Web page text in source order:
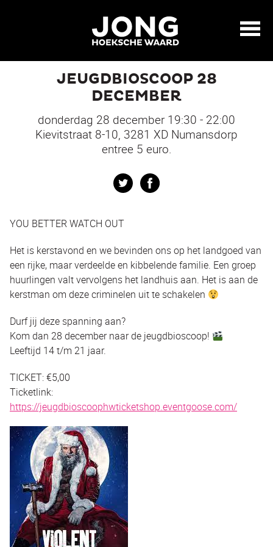
JEUGDBIOSCOOP 28
DECEMBER
donderdag 28 december 19:30 - 22:00
Kievitstraat 8-10, 3281 XD Numansdorp
entree 5 euro.
Twitter
YOU BETTER WATCH OUT
Het is kerstavond en we bevinden ons op het landgoed van
een rijke, maar verdeelde en kibbelende familie. Een groep
huurlingen valt vervolgens het landhuis aan. Het is aan de
kerstman om deze criminelen uit te schakelen
Durf jij deze spanning aan?
Kom dan 28 december naar de jeugdbioscoop!
Leeftijd 14 t/m 21 jaar.
TICKET: €5,00
Ticketlink:
https://jeugdbioscoophwticketshop.eventgoose.com/